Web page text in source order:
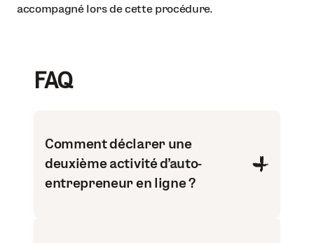
accompagné lors de cette procédure.
FAQ
Comment déclarer une
deuxième activité d’auto-
entrepreneur en ligne ?